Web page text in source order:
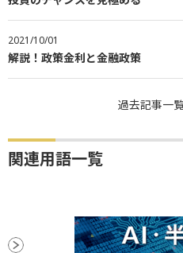
2021/10/01
解説！政策金利と金融政策
過去記事一
関連用語一覧